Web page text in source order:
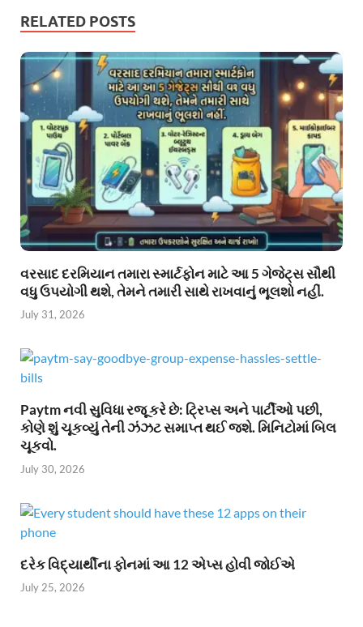
RELATED POSTS
વરસાદ દરમિયાન તમારા સ્માર્ટફોન માટે આ 5 ગેજેટ્સ સૌથી
વધુ ઉપયોગી થશે, તેમને તમારી સાથે રાખવાનું ભૂલશો નહીં.
July 31, 2026
Paytm નવી સુવિધા રજૂ કરે છે: ટ્રિપ્સ અને પાર્ટીઓ પછી,
કોણે શું ચૂકવ્યું તેની ઝંઝટ સમાપ્ત થઈ જશે. મિનિટોમાં બિલ
ચૂકવો.
July 30, 2026
દરેક વિદ્યાર્થીના ફોનમાં આ 12 એપ્સ હોવી જોઈએ
July 25, 2026